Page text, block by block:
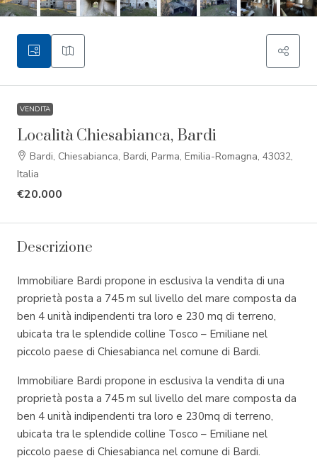
VENDITA
Località Chiesabianca, Bardi
Bardi, Chiesabianca, Bardi, Parma, Emilia-Romagna, 43032,
Italia
€20.000
Descrizione
Immobiliare Bardi propone in esclusiva la vendita di una
proprietà posta a 745 m sul livello del mare composta da
ben 4 unità indipendenti tra loro e 230 mq di terreno,
ubicata tra le splendide colline Tosco – Emiliane nel
piccolo paese di Chiesabianca nel comune di Bardi.
Immobiliare Bardi propone in esclusiva la vendita di una
proprietà posta a 745 m sul livello del mare composta da
ben 4 unità indipendenti tra loro e 230mq di terreno,
ubicata tra le splendide colline Tosco – Emiliane nel
piccolo paese di Chiesabianca nel comune di Bardi.